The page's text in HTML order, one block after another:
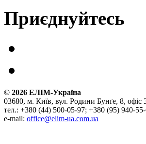
Приєднуйтесь
© 2026 ЕЛІМ-Україна
03680, м. Київ, вул. Родини Бунґе, 8, офіс
тел.: +380 (44) 500-05-97; +380 (95) 940-
e-mail: office@elim-ua.com.ua